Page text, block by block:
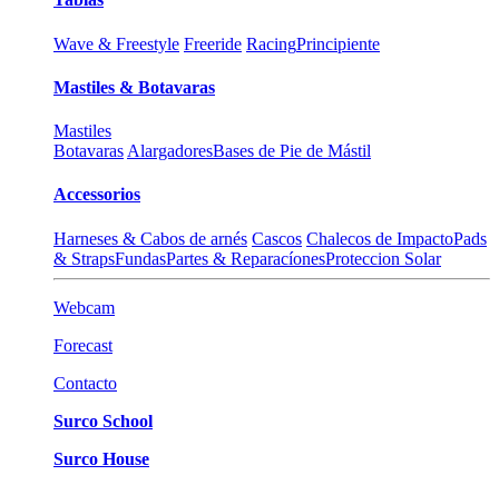
Wave & Freestyle Freeride RacingPrincipiente
Mastiles & Botavaras
Mastiles
Botavaras AlargadoresBases de Pie de Mástil
Accessorios
Harneses & Cabos de arnés Cascos Chalecos de ImpactoPads
& StrapsFundasPartes & ReparacíonesProteccion Solar
Webcam
Forecast
Contacto
Surco School
Surco House